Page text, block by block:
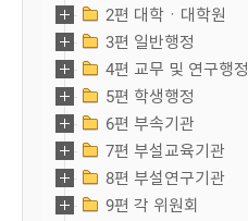
2편 대학ㆍ대학원
3편 일반행정
4편 교무 및 연구행정
5편 학생행정
6편 부속기관
7편 부설교육기관
8편 부설연구기관
9편 각 위원회